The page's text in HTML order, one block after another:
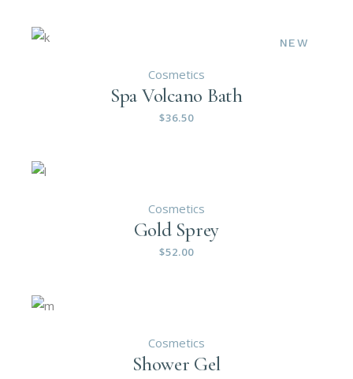
NEW
Cosmetics
Spa Volcano Bath
$36.50
Cosmetics
Gold Sprey
$52.00
Cosmetics
Shower Gel